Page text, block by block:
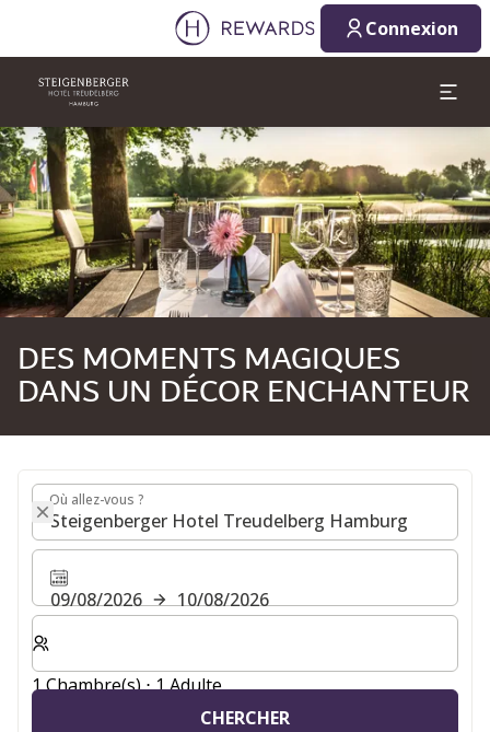
Connexion
Diapositive 1 de 1
DES MOMENTS MAGIQUES
DANS UN DÉCOR ENCHANTEUR
10/08/2026
1 Chambre(s) ⋅ 1 Adulte
Où allez-vous ?
Où allez-vous ?
09/08/2026
10/08/2026
Sélectionnez le nombre de chambres et d'invités pour
1 Chambre(s) ⋅ 1 Adulte
CHERCHER